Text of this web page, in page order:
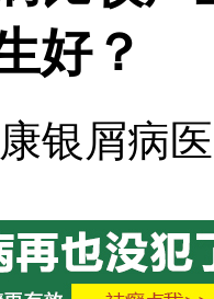
好？
银屑病